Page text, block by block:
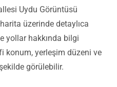
Uydu Görüntüsü
üzerinde detaylıca
yollar hakkında bilgi
konum, yerleşim düzeni ve
görülebilir.